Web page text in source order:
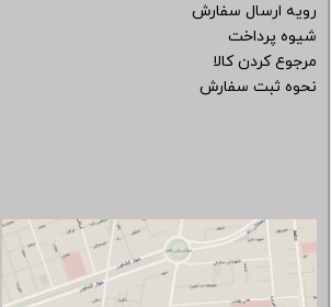
رویه ارسال سفارش
شیوه پرداخت
مرجوع کردن کالا
نحوه ثبت سفارش